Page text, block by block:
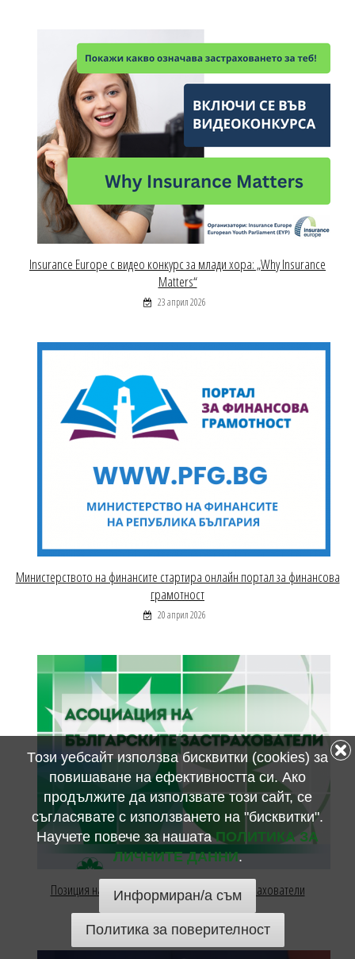
Insurance Europe с видео конкурс за млади хора: „Why Insurance
Matters“
23 април 2026
Министерството на финансите стартира онлайн портал за финансова
грамотност
20 април 2026
Позиция на Асоциация на българските застрахователи
Този уебсайт използва бисквитки (cookies) за
повишаване на ефективността си. Ако
продължите да използвате този сайт, се
съгласявате с използването на "бисквитки".
Научете повече за нашатаПОЛИТИКА ЗА
ЛИЧНИТЕ ДАННИ.
Информиран/а съм
Политика за поверителност